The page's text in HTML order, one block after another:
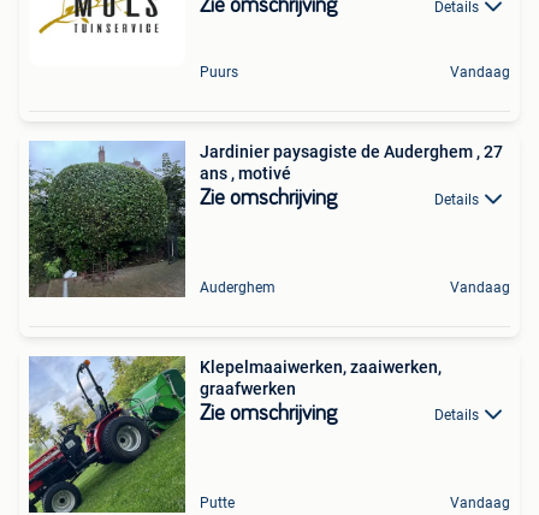
Zie omschrijving Details
Puurs Vandaag
Jardinier paysagiste de Auderghem , 27
ans , motivé
Zie omschrijving Details
Auderghem Vandaag
Klepelmaaiwerken, zaaiwerken,
graafwerken
Zie omschrijving Details
Putte Vandaag